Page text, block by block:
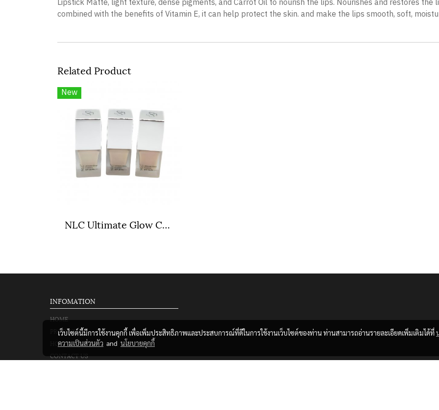
Lipstick Matte, light texture, dense pigments, and Carrot Oil to nourish the lips. Nourishes and restores
combined with the benefits of Vitamin E, it can help protect the skin. and make the lips smooth, soft,
Related Product
New
NLC Ultimate Glow Cushion SPF 35 Pa+++
INFOMATION
HOME
PRODUCT
HOW TO ORDER
CONTACT US
เว็บไซต์นี้มีการใช้งานคุกกี้ เพื่อเพิ่มประสิทธิภาพและประสบการณ์ที่ดีในการใช้งานเว็บไซต์ของท่าน ท่านสามารถอ่านรายละเอียดเพิ่มเติมได้ที่
ความเป็นส่วนตัว and นโยบายคุกกี้